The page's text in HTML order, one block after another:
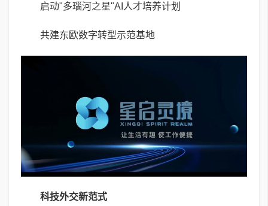
启动"多瑙河之星"AI人才培养计划
共建东欧数字转型示范基地
科技外交新范式